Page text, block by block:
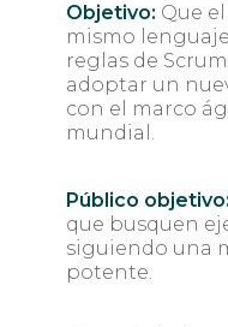
Objetivo: Que
mismo
reglas de
adoptar un
con el marco
mundial.
Público objetivo:
que busquen
siguiendo una
potente.